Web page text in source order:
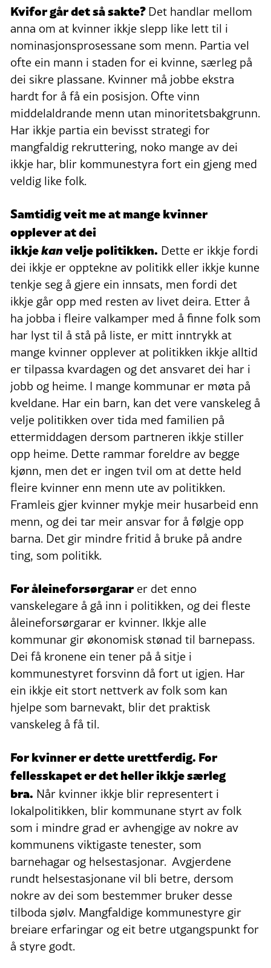
Kvifor går det så sakte? Det handlar mellom
anna om at kvinner ikkje slepp like lett til i
nominasjonsprosessane som menn. Partia vel
ofte ein mann i staden for ei kvinne, særleg på
dei sikre plassane. Kvinner må jobbe ekstra
hardt for å få ein posisjon. Ofte vinn
middelaldrande menn utan minoritetsbakgrunn.
Har ikkje partia ein bevisst strategi for
mangfaldig rekruttering, noko mange av dei
ikkje har, blir kommunestyra fort ein gjeng med
veldig like folk.
Samtidig veit me at mange kvinner
opplever at dei
ikkjekanvelje politikken. Dette er ikkje fordi
dei ikkje er opptekne av politikk eller ikkje kunne
tenkje seg å gjere ein innsats, men fordi det
ikkje går opp med resten av livet deira. Etter å
ha jobba i fleire valkamper med å finne folk som
har lyst til å stå på liste, er mitt inntrykk at
mange kvinner opplever at politikken ikkje alltid
er tilpassa kvardagen og det ansvaret dei har i
jobb og heime. I mange kommunar er møta på
kveldane. Har ein barn, kan det vere vanskeleg å
velje politikken over tida med familien på
ettermiddagen dersom partneren ikkje stiller
opp heime. Dette rammar foreldre av begge
kjønn, men det er ingen tvil om at dette held
fleire kvinner enn menn ute av politikken.
Framleis gjer kvinner mykje meir husarbeid enn
menn, og dei tar meir ansvar for å følgje opp
barna. Det gir mindre fritid å bruke på andre
ting, som politikk.
For åleineforsørgararer det enno
vanskelegare å gå inn i politikken, og dei fleste
åleineforsørgarar er kvinner. Ikkje alle
kommunar gir økonomisk stønad til barnepass.
Dei få kronene ein tener på å sitje i
kommunestyret forsvinn då fort ut igjen. Har
ein ikkje eit stort nettverk av folk som kan
hjelpe som barnevakt, blir det praktisk
vanskeleg å få til.
For kvinner er dette urettferdig. For
fellesskapet er det heller ikkje særleg
bra. Når kvinner ikkje blir representert i
lokalpolitikken, blir kommunane styrt av folk
som i mindre grad er avhengige av nokre av
kommunens viktigaste tenester, som
barnehagar og helsestasjonar. Avgjerdene
rundt helsestasjonane vil bli betre, dersom
nokre av dei som bestemmer bruker desse
tilboda sjølv. Mangfaldige kommunestyre gir
breiare erfaringar og eit betre utgangspunkt for
å styre godt.